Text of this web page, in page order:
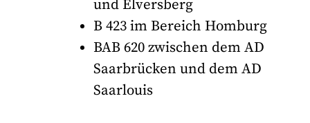
und Elversberg
B 423 im Bereich Homburg
BAB 620 zwischen dem AD
Saarbrücken und dem AD
Saarlouis